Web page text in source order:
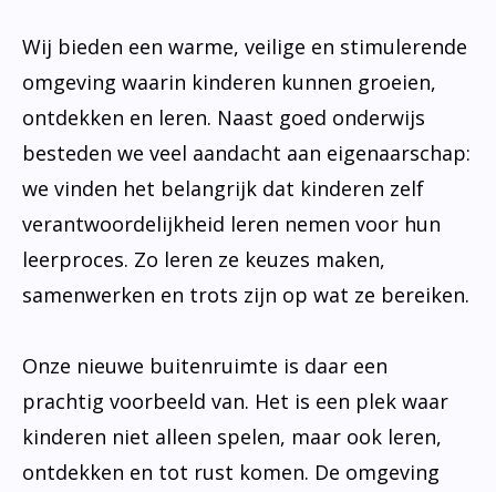
Wij bieden een warme, veilige en stimulerende
omgeving waarin kinderen kunnen groeien,
ontdekken en leren. Naast goed onderwijs
besteden we veel aandacht aan eigenaarschap:
we vinden het belangrijk dat kinderen zelf
verantwoordelijkheid leren nemen voor hun
leerproces. Zo leren ze keuzes maken,
samenwerken en trots zijn op wat ze bereiken.
Onze nieuwe buitenruimte is daar een
prachtig voorbeeld van. Het is een plek waar
kinderen niet alleen spelen, maar ook leren,
ontdekken en tot rust komen. De omgeving